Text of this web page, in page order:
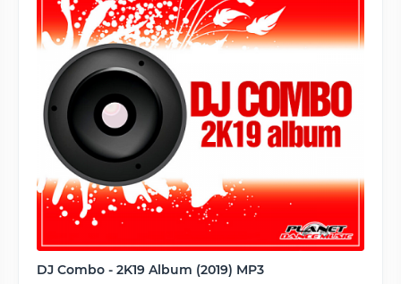
DJ Combo - 2K19 Album (2019) MP3